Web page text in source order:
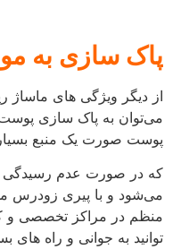
پاک‌ سازی به
از دیگر ویژگی‌ های ماساژ
می‌‌توان به پاک‌ سازی پوست
پوست صورت یک منبع
که در صورت عدم رسیدگی
می‌شود و با پیری زودرس
منظم در مراکز تخصصی و
توانید به جوانی و راه‌ های